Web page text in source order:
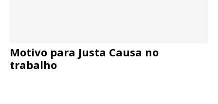
Motivo para Justa Causa no
trabalho